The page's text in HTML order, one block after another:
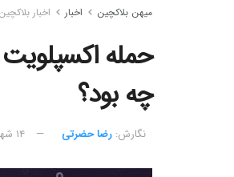
میهن بلاکچین اخبار اخبار بلاکچین
چه بود؟
نگارش:‌ رضا حضرتی ۱۴ شهریور ۱۴۰۳ - ۱۴:۰۰